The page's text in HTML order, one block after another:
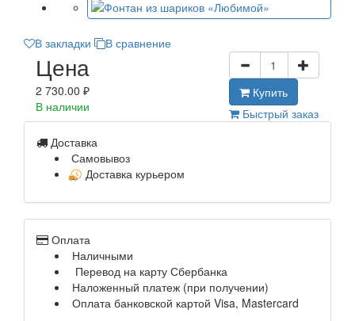
В закладки В сравнение
Цена
2 730.00 ₽
В наличии
Купить
Быстрый заказ
Доставка
Самовывоз
Доставка курьером
Оплата
Наличными
Перевод на карту Сбербанка
Наложенный платеж (при получении)
Оплата банковской картой Visa, Mastercard